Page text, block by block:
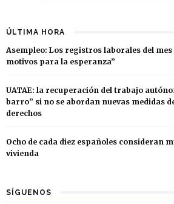
ÚLTIMA HORA
Asempleo: Los registros laborales del
motivos para la esperanza”
UATAE: la recuperación del trabajo
barro” si no se abordan nuevas medidas
derechos
Ocho de cada diez españoles consideran
vivienda
SÍGUENOS